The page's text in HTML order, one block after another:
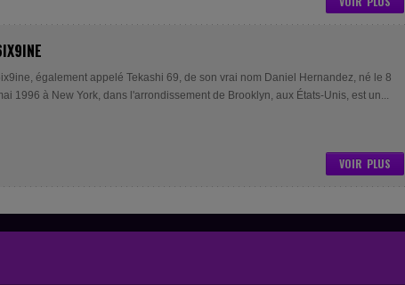
également appelé Tekashi 69, de son vrai nom Daniel Hernandez, né le 8
1996 à New York, dans l'arrondissement de Brooklyn, aux États-Unis, est un...
VOIR PLUS